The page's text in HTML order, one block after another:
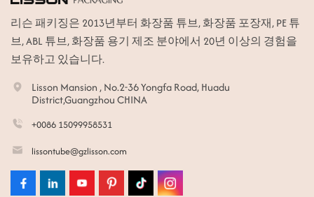
리슨 패키징은 2013년부터 화장품 튜브, 화장품 포장재, PE 튜
브, ABL 튜브, 화장품 용기 제조 분야에서 20년 이상의 경험을
보유하고 있습니다.
Lisson Mansion , No.2-36 Yongfa Road, Huadu
District,Guangzhou CHINA
+0086 15099958531
lissontube@gzlisson.com